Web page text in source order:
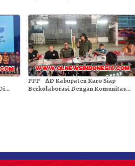
PPP – AD Kabupaten Karo Siap
Berkolaborasi Dengan Komunitas